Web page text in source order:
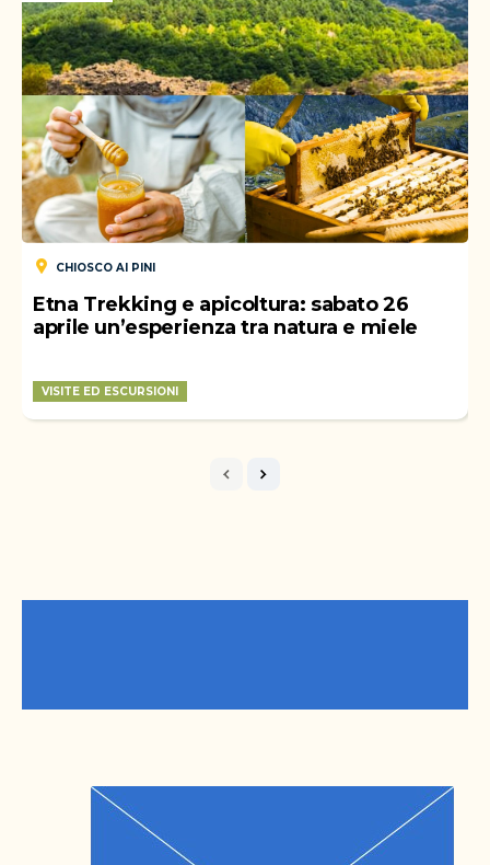
CHIOSCO AI PINI
Etna Trekking e apicoltura: sabato 26
aprile un’esperienza tra natura e miele
VISITE ED ESCURSIONI